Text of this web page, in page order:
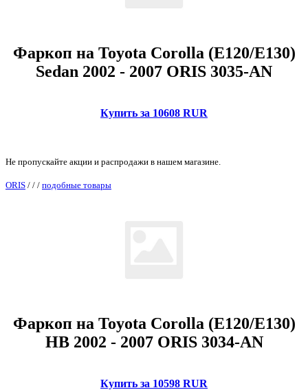
Фаркоп на Toyota Corolla (E120/E130)
Sedan 2002 - 2007 ORIS 3035-AN
Купить за 10608 RUR
Не пропускайте акции и распродажи в нашем магазине.
ORIS / / / подобные товары
Фаркоп на Toyota Corolla (E120/E130)
HB 2002 - 2007 ORIS 3034-AN
Купить за 10598 RUR